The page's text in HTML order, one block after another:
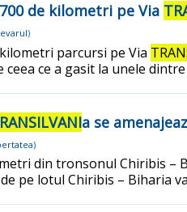
de kilometri pe Via
)
parcursi pe Via
ceea ce a gasit la unele
a se
)
din tronsonul Chiribis –
pe lotul Chiribis – Biharia